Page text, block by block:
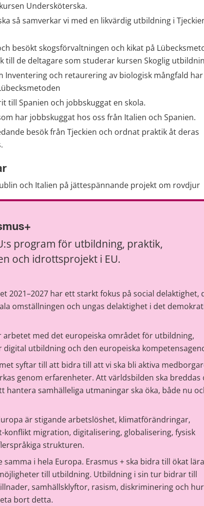
Undersköterska.
så samverkar vi med en likvärdig utbildning i
besökt skogsförvaltningen och kikat på
de deltagare som studerar kursen Skoglig
Inventering och retaurering av biologisk mångfald
till Spanien och jobbskuggat en skola.
har jobbskuggat hos oss från Italien och Spanien.
besök från Tjeckien och ordnat praktik åt deras
och Italien på jättespännande projekt om rovdjur
program för utbildning, praktik,
och idrottsprojekt i EU.
2021–2027 har ett starkt fokus på social delaktighet,
omställningen och ungas delaktighet i det
med det europeiska området för utbildning,
digital utbildning och den europeiska
syftar till att bidra till att vi ska bli aktiva
genom erfarenheter. Att världsbilden ska breddas
hantera samhälleliga utmaningar ska öka, både nu
är stigande arbetslöshet, klimatförändringar,
konflikt migration, digitalisering, globalisering, fysisk
strukturen.
i hela Europa. Erasmus + ska bidra till ökat
till utbildning. Utbildning i sin tur bidrar till
samhällsklyftor, rasism, diskriminering och
bort detta.